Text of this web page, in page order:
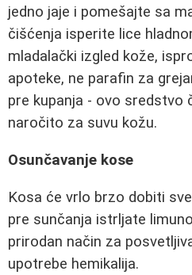
jedno jaje i pomešajte sa
čišćenja isperite lice
mladalački izgled kože,
apoteke, ne parafin za
pre kupanja - ovo sredstvo
naročito za suvu kožu.
Osunčavanje kose
Kosa će vrlo brzo dobiti
pre sunčanja istrljate
prirodan način za
upotrebe hemikalija.